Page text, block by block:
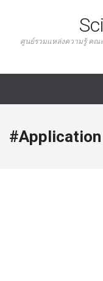
ศูนย์รวมแหล่งความรู้ คณ
#Application